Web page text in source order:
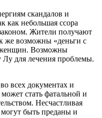
скандалов и
как небольшая ссора
Жители получают
же возможны «деньги с
женщин. Возможны
Лу для лечения проблемы.
всех документах и
стать фатальной и
Несчастливая
могут быть преданы и